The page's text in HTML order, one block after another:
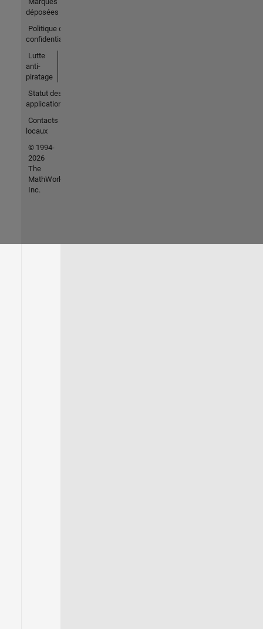
déposées
Politique de
confidentialité
Lutte
anti-
piratage
Statut des
applications
Contacts
locaux
© 1994-
2026
The
MathWorks,
Inc.